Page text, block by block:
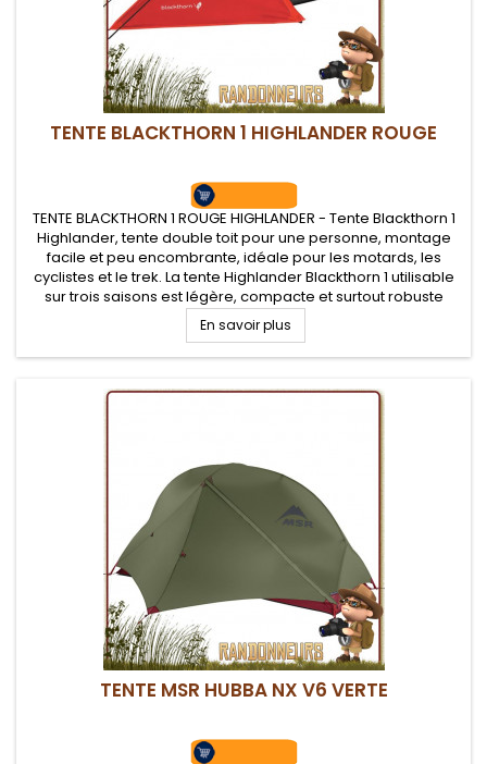
TENTE BLACKTHORN 1 HIGHLANDER ROUGE
TENTE BLACKTHORN 1 ROUGE HIGHLANDER - Tente Blackthorn 1
Highlander, tente double toit pour une personne, montage
facile et peu encombrante, idéale pour les motards, les
cyclistes et le trek. La tente Highlander Blackthorn 1 utilisable
sur trois saisons est légère, compacte et surtout robuste
avec un transport facilité avec son sac de compression.
En savoir plus
TENTE MSR HUBBA NX V6 VERTE